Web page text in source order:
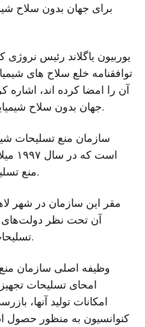
برای جهان بدون سلاح
یوربیون یاگلاند رئیس
توافقنامه خلع سلاح های
آن را امضا کرده اند، اشاره
جهان بدون سلاح شیمیایی بسیار با اهمیت دانست.
سازمان منع تسلیحات
است
منع تسلیحات شیمیایی تاسیس شد.
مقر این سازمان در شهر
آن تحت نظر دولت‌های
تسلیحات شیمیایی اداره می شود.
وظیفه اصلی سازمان
امحای تسلیحات
امکانات تولید آنها،
کنوانسیون به منظور حصول